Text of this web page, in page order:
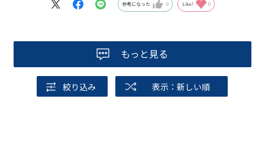
参考になった 0 Like! 0
もっと見る
絞り込み 表示：新しい順